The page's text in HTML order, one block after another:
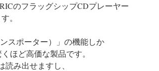
のフラッグシップCDプレーヤー
。
スポーター）」の機能しか
ほど高価な製品です。
み出せますし、